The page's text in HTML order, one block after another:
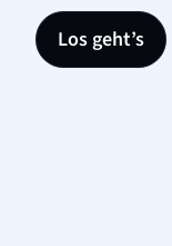
Los geht’s